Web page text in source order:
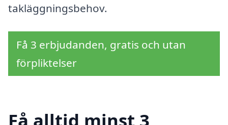
takläggningsbehov.
Få 3 erbjudanden, gratis och utan
förpliktelser
Få alltid minst 3